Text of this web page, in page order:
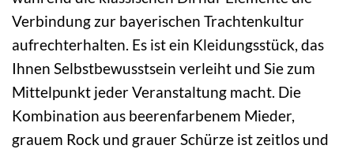
Verbindung zur bayerischen Trachtenkultur
aufrechterhalten. Es ist ein Kleidungsstück, das
Ihnen Selbstbewusstsein verleiht und Sie zum
Mittelpunkt jeder Veranstaltung macht. Die
Kombination aus beerenfarbenem Mieder,
grauem Rock und grauer Schürze ist zeitlos und